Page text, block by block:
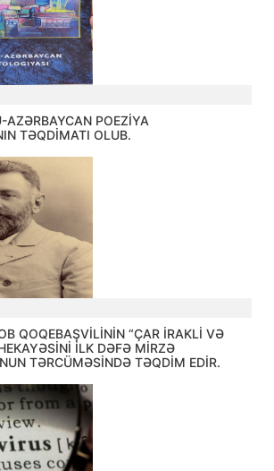
AZƏRBAYCAN POEZİYA
TƏQDİMATI OLUB.
QOQEBAŞVİLİNİN “ÇAR İRAKLİ VƏ
İLK DƏFƏ MİRZƏ
TƏRCÜMƏSİNDƏ TƏQDİM EDİR.